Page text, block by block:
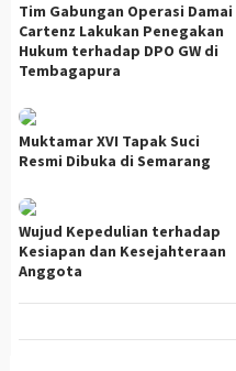
Tim Gabungan Operasi Damai
Cartenz Lakukan Penegakan
Hukum terhadap DPO GW di
Tembagapura
Muktamar XVI Tapak Suci
Resmi Dibuka di Semarang
Wujud Kepedulian terhadap
Kesiapan dan Kesejahteraan
Anggota